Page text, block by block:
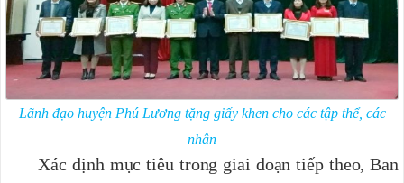
Lãnh đạo huyện Phú Lương tặng giấy khen cho các tập thể, các
nhân
Xác định mục tiêu trong giai đoạn tiếp theo, Ban